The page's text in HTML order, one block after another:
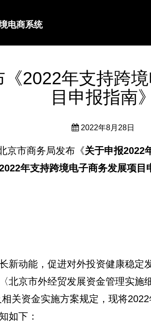
电商系统
2022年支持跨
目申报指南》
2022年8月28日
京市商务局发布《关于申报2022
年支持跨境电子商务发展项目
动能，促进对外投资健康稳定
北京市外经贸发展资金管理实施
相关资金实施方案规定，现将
如下：